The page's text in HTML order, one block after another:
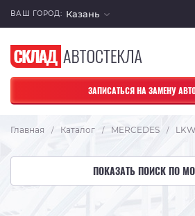
ВАШ ГОРОД: Казань
ЗАПИСАТЬСЯ НА ЗАМЕНУ
Главная / Каталог / MERCEDES /
ПОКАЗАТЬ ПОИСК ПО